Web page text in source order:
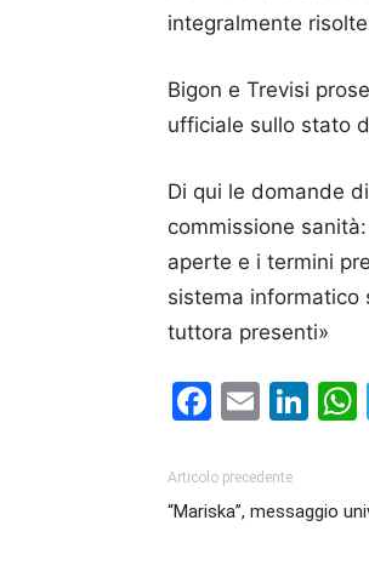
integralmente
Bigon e Trevisi
ufficiale sullo stato
Di qui le domande
commissione
aperte e i termini
sistema informatico
tuttora presenti»
Email
Articolo precedente
“Mariska”, messaggio